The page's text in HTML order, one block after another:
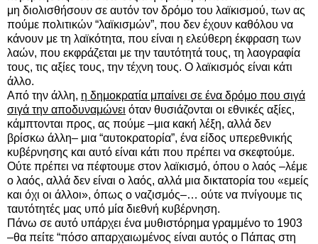
μη διολισθήσουν σε αυτόν τον δρόμο του λαϊκισμού, των ας
πούμε πολιτικών “λαϊκισμών”, που δεν έχουν καθόλου να
κάνουν με τη λαϊκότητα, που είναι η ελεύθερη έκφραση των
λαών, που εκφράζεται με την ταυτότητά τους, τη λαογραφία
τους, τις αξίες τους, την τέχνη τους. Ο λαϊκισμός είναι κάτι
άλλο.
Από την άλλη, η δημοκρατία μπαίνει σε ένα δρόμο που σιγά
σιγά την αποδυναμώνει όταν θυσιάζονται οι εθνικές αξίες,
κάμπτονται προς, ας πούμε –μια κακή λέξη, αλλά δεν
βρίσκω άλλη– μια “αυτοκρατορία”, ένα είδος υπερεθνικής
κυβέρνησης και αυτό είναι κάτι που πρέπει να σκεφτούμε.
Ούτε πρέπει να πέφτουμε στον λαϊκισμό, όπου ο λαός –λέμε
ο λαός, αλλά δεν είναι ο λαός, αλλά μια δικτατορία του «εμείς
και όχι οι άλλοι», όπως ο ναζισμός–… ούτε να πνίγουμε τις
ταυτότητές μας υπό μία διεθνή κυβέρνηση.
Πάνω σε αυτό υπάρχει ένα μυθιστόρημα γραμμένο το 1903
–θα πείτε “πόσο απαρχαιωμένος είναι αυτός ο Πάπας στη